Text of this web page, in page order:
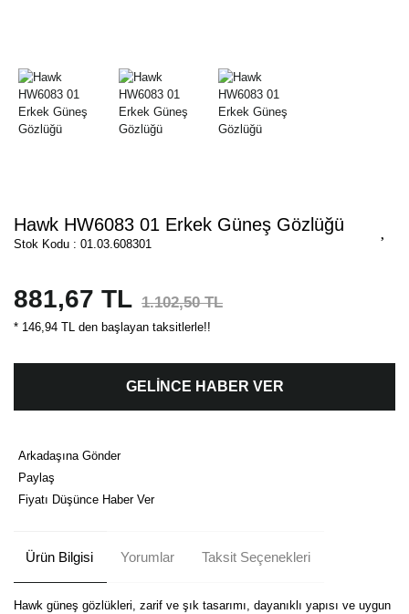
Hawk HW6083 01 Erkek Güneş Gözlüğü
Stok Kodu : 01.03.608301
881,67 TL 1.102,50 TL
* 146,94 TL den başlayan taksitlerle!!
GELİNCE HABER VER
Arkadaşına Gönder
Paylaş
Fiyatı Düşünce Haber Ver
Ürün Bilgisi Yorumlar Taksit Seçenekleri
Hawk güneş gözlükleri, zarif ve şık tasarımı, dayanıklı yapısı ve uygun